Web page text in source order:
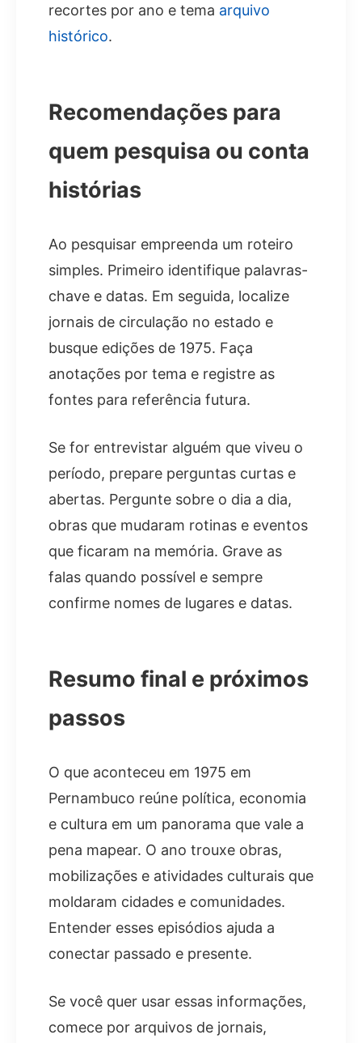
recortes por ano e tema arquivo
histórico.
Recomendações para
quem pesquisa ou conta
histórias
Ao pesquisar empreenda um roteiro
simples. Primeiro identifique palavras-
chave e datas. Em seguida, localize
jornais de circulação no estado e
busque edições de 1975. Faça
anotações por tema e registre as
fontes para referência futura.
Se for entrevistar alguém que viveu o
período, prepare perguntas curtas e
abertas. Pergunte sobre o dia a dia,
obras que mudaram rotinas e eventos
que ficaram na memória. Grave as
falas quando possível e sempre
confirme nomes de lugares e datas.
Resumo final e próximos
passos
O que aconteceu em 1975 em
Pernambuco reúne política, economia
e cultura em um panorama que vale a
pena mapear. O ano trouxe obras,
mobilizações e atividades culturais que
moldaram cidades e comunidades.
Entender esses episódios ajuda a
conectar passado e presente.
Se você quer usar essas informações,
comece por arquivos de jornais,